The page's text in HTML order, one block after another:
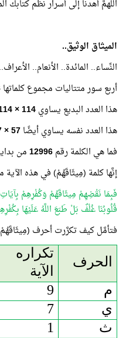
اللَّهمَّ أهدنا إلى أسرار نظم كتابك
الميثاق الوثيق..
النِّساء.. المائدة.. الأنعام.. الأعراف..
أربع سور متتاليات مجموع كلماتها
هذا العدد البديع يساوي114 × 114
هذا العدد نفسه يساوي أيضًا57 × 57 × 4
فما هي الكلمة رقم12996من
إنَّها كلمة (مِيثَاقَهُمْ) في هذه
فَبِمَا نَقْضِهِمْ مِيثَاقَهُمْ وَكُفْرِهِمْ
قُلُوبُنَا غُلْفٌ بَلْ طَبَعَ اللَّهُ عَلَيْهَا
فتأمَّل كيف تكرَّرت أحرف
الحرف
الآية
م
9
ي
7
ث
1